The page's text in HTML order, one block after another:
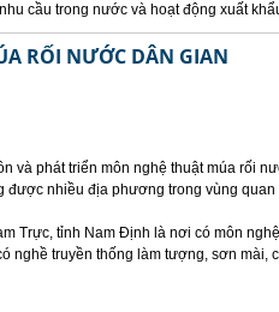
cầu trong nước và hoạt động xuất
RỐI NƯỚC DÂN GIAN
và phát triển môn nghệ thuật múa rối
được nhiều địa phương trong vùng quan
Trực, tỉnh Nam Định là nơi có môn
nghề truyền thống làm tượng, sơn mài,